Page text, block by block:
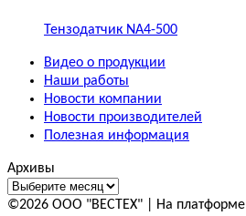
Тензодатчик NA4-500
Видео о продукции
Наши работы
Новости компании
Новости производителей
Полезная информация
Архивы
©2026 ООО "ВЕСТЕХ" | На платформе